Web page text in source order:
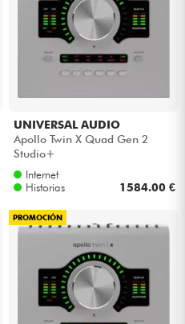
UNIVERSAL AUDIO
Apollo Twin X Quad Gen 2
Studio+
Internet
Historias
1584.00 €
PROMOCIÓN